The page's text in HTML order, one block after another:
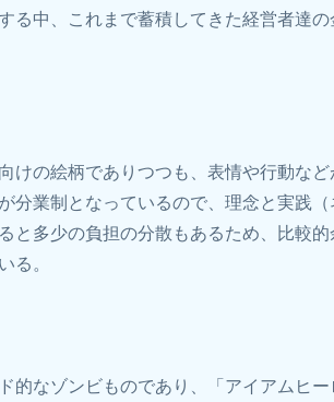
る中、これまで蓄積してきた経営者達
けの絵柄でありつつも、表情や行動など
分業制となっているので、理念と実践
と多少の負担の分散もあるため、比較
る。
的なゾンビものであり、「アイアムヒ